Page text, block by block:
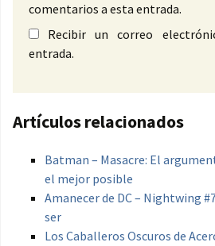
comentarios a esta entrada.
Recibir un correo
entrada.
Artículos relacionados
Batman – Masacre: El
el mejor posible
Amanecer de DC – Nightwing
ser
Los Caballeros Oscuros de